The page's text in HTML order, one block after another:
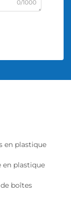
0/1000
en plastique
en plastique
boîtes